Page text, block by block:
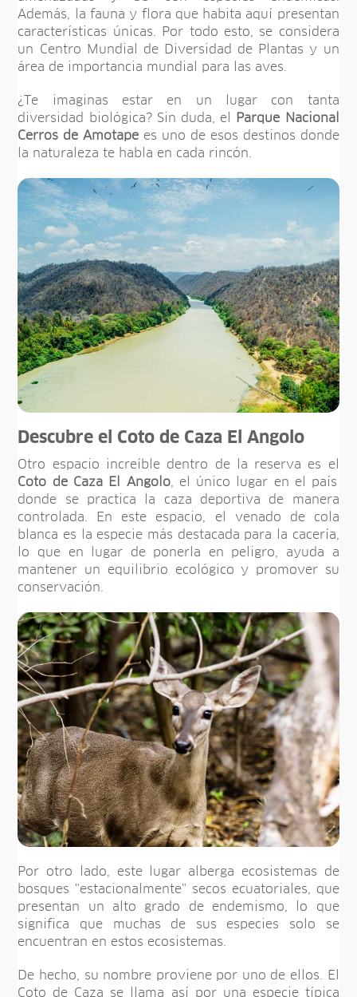
Además, la fauna y flora que habita aquí presentan
características únicas. Por todo esto, se considera
un Centro Mundial de Diversidad de Plantas y un
área de importancia mundial para las aves.
¿Te imaginas estar en un lugar con tanta
diversidad biológica? Sin duda, el
Parque Nacional
Cerros de Amotape es uno de esos destinos donde
la naturaleza te habla en cada rincón.
Descubre el Coto de Caza El Angolo
Otro espacio increíble dentro de la reserva es el
Coto de Caza El Angolo, el único lugar en el país
donde se practica la caza deportiva de manera
controlada. En este espacio, el venado de cola
blanca es la especie más destacada para la cacería,
lo que en lugar de ponerla en peligro, ayuda a
mantener un equilibrio ecológico y promover su
conservación.
Por otro lado, este lugar alberga ecosistemas de
bosques "estacionalmente" secos ecuatoriales, que
presentan un alto grado de endemismo, lo que
significa que muchas de sus especies solo se
encuentran en estos ecosistemas.
De hecho, su nombre proviene por uno de ellos. El
Coto de Caza se llama así por una especie típica